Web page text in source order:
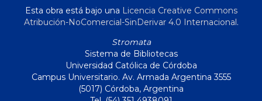
Esta obra está bajo una Licencia Creative Commons
Atribución-NoComercial-SinDerivar 4.0 Internacional.
Stromata
Sistema de Bibliotecas
Universidad Católica de Córdoba
Campus Universitario. Av. Armada Argentina 3555
(5017) Córdoba, Argentina